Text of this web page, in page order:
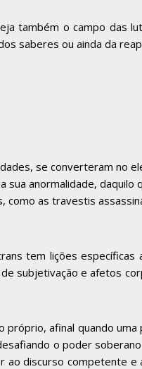
também o campo das
saberes ou ainda da
se converteram no
anormalidade,
as travestis
tem lições específicas
subjetivação e afetos
afinal quando
o poder
discurso competente